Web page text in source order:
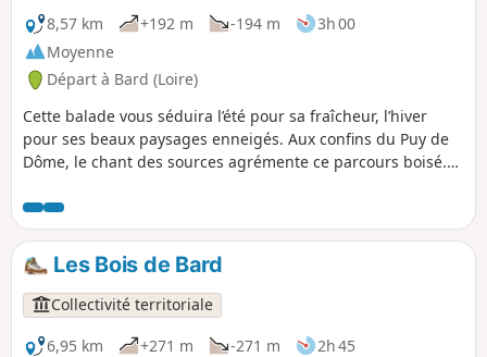
8,57 km
+192 m -194 m
3h 00
Moyenne
Départ à Bard (Loire)
Cette balade vous séduira l’été pour sa fraîcheur, l’hiver
pour ses beaux paysages enneigés. Aux confins du Puy de
Dôme, le chant des sources agrémente ce parcours boisé.
Les Bois de Bard
Collectivité territoriale
6,95 km
+271 m -271 m
2h 45